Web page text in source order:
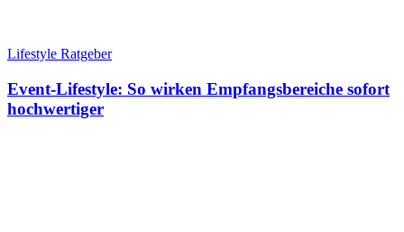
Lifestyle Ratgeber
Event-Lifestyle: So wirken Empfangsbereiche sofort
hochwertiger